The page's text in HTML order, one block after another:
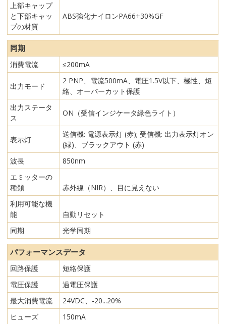
上部キャップ
と下部キャッ
プの材質
ABS強化ナイロンPA66+30%GF
同期
消費電流 ≤200mA
出力モード
2 PNP、電流500mA、電圧1.5V以下、極性、短
絡、オーバーカット保護
出力ステータ
ス
ON（受信インジケータ緑色ライト）
表示灯
送信機: 電源表示灯 (赤); 受信機: 出力表示灯オン
(緑)、ブラックアウト (赤)
波長
850nm
エミッターの
種類
赤外線（NIR）、目に見えない
利用可能な機
能
自動リセット
同期
光学同期
パフォーマンスデータ
回路保護
短絡保護
電圧保護
過電圧保護
最大消費電流
24VDC、-20...20%
ヒューズ
150mA